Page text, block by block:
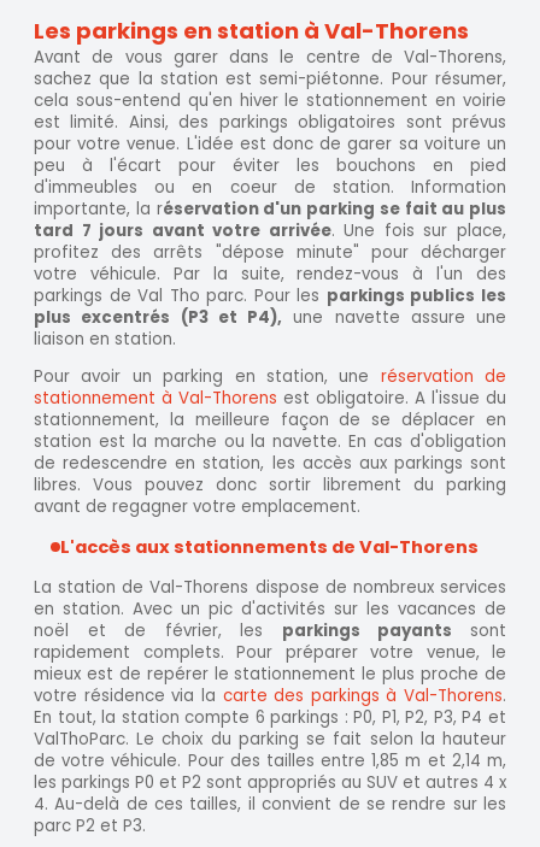
Les parkings en station à Val-Thorens
Avant de vous garer dans le centre de Val-Thorens,
sachez que la station est semi-piétonne. Pour résumer,
cela sous-entend qu'en hiver le stationnement en voirie
est limité. Ainsi, des parkings obligatoires sont prévus
pour votre venue. L'idée est donc de garer sa voiture un
peu à l'écart pour éviter les bouchons en pied
d'immeubles ou en coeur de station. Information
importante, la réservation d'un parking se fait au plus
tard 7 jours avant votre arrivée. Une fois sur place,
profitez des arrêts "dépose minute" pour décharger
votre véhicule. Par la suite, rendez-vous à l'un des
parkings de Val Tho parc. Pour les parkings publics les
plus excentrés (P3 et P4), une navette assure une
liaison en station.
Pour avoir un parking en station, une réservation de
stationnement à Val-Thorens est obligatoire. A l'issue du
stationnement, la meilleure façon de se déplacer en
station est la marche ou la navette. En cas d'obligation
de redescendre en station, les accès aux parkings sont
libres. Vous pouvez donc sortir librement du parking
avant de regagner votre emplacement.
L'accès aux stationnements de Val-Thorens
La station de Val-Thorens dispose de nombreux services
en station. Avec un pic d'activités sur les vacances de
noël et de février, les parkings payants sont
rapidement complets. Pour préparer votre venue, le
mieux est de repérer le stationnement le plus proche de
votre résidence via la carte des parkings à Val-Thorens.
En tout, la station compte 6 parkings : P0, P1, P2, P3, P4 et
ValThoParc. Le choix du parking se fait selon la hauteur
de votre véhicule. Pour des tailles entre 1,85 m et 2,14 m,
les parkings P0 et P2 sont appropriés au SUV et autres 4 x
4. Au-delà de ces tailles, il convient de se rendre sur les
parc P2 et P3.